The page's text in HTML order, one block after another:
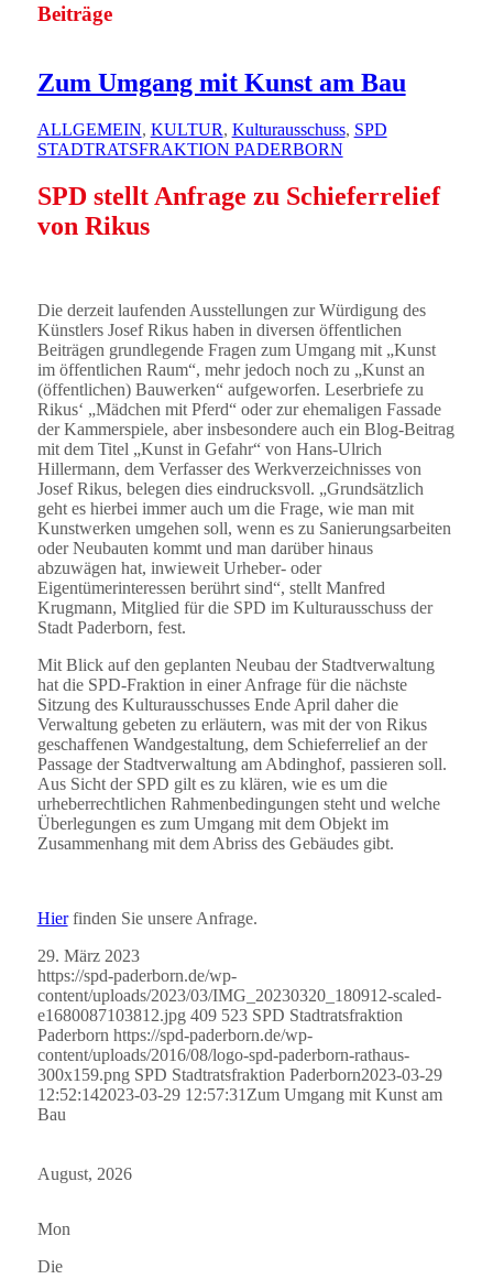
Beiträge
Zum Umgang mit Kunst am Bau
ALLGEMEIN, KULTUR, Kulturausschuss, SPD
STADTRATSFRAKTION PADERBORN
SPD stellt Anfrage zu Schieferrelief
von Rikus
Die derzeit laufenden Ausstellungen zur Würdigung des
Künstlers Josef Rikus haben in diversen öffentlichen
Beiträgen grundlegende Fragen zum Umgang mit „Kunst
im öffentlichen Raum“, mehr jedoch noch zu „Kunst an
(öffentlichen) Bauwerken“ aufgeworfen. Leserbriefe zu
Rikus‘ „Mädchen mit Pferd“ oder zur ehemaligen Fassade
der Kammerspiele, aber insbesondere auch ein Blog-Beitrag
mit dem Titel „Kunst in Gefahr“ von Hans-Ulrich
Hillermann, dem Verfasser des Werkverzeichnisses von
Josef Rikus, belegen dies eindrucksvoll. „Grundsätzlich
geht es hierbei immer auch um die Frage, wie man mit
Kunstwerken umgehen soll, wenn es zu Sanierungsarbeiten
oder Neubauten kommt und man darüber hinaus
abzuwägen hat, inwieweit Urheber- oder
Eigentümerinteressen berührt sind“, stellt Manfred
Krugmann, Mitglied für die SPD im Kulturausschuss der
Stadt Paderborn, fest.
Mit Blick auf den geplanten Neubau der Stadtverwaltung
hat die SPD-Fraktion in einer Anfrage für die nächste
Sitzung des Kulturausschusses Ende April daher die
Verwaltung gebeten zu erläutern, was mit der von Rikus
geschaffenen Wandgestaltung, dem Schieferrelief an der
Passage der Stadtverwaltung am Abdinghof, passieren soll.
Aus Sicht der SPD gilt es zu klären, wie es um die
urheberrechtlichen Rahmenbedingungen steht und welche
Überlegungen es zum Umgang mit dem Objekt im
Zusammenhang mit dem Abriss des Gebäudes gibt.
Hierfinden Sie unsere Anfrage.
29. März 2023
https://spd-paderborn.de/wp-
content/uploads/2023/03/IMG_20230320_180912-scaled-
e1680087103812.jpg 409 523 SPD Stadtratsfraktion
Paderborn https://spd-paderborn.de/wp-
content/uploads/2016/08/logo-spd-paderborn-rathaus-
300x159.png SPD Stadtratsfraktion Paderborn2023-03-29
12:52:142023-03-29 12:57:31 Zum Umgang mit Kunst am
Bau
August, 2026
Mon
Die